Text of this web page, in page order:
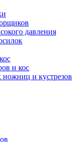
давления
и кос
ножниц и кустрезов